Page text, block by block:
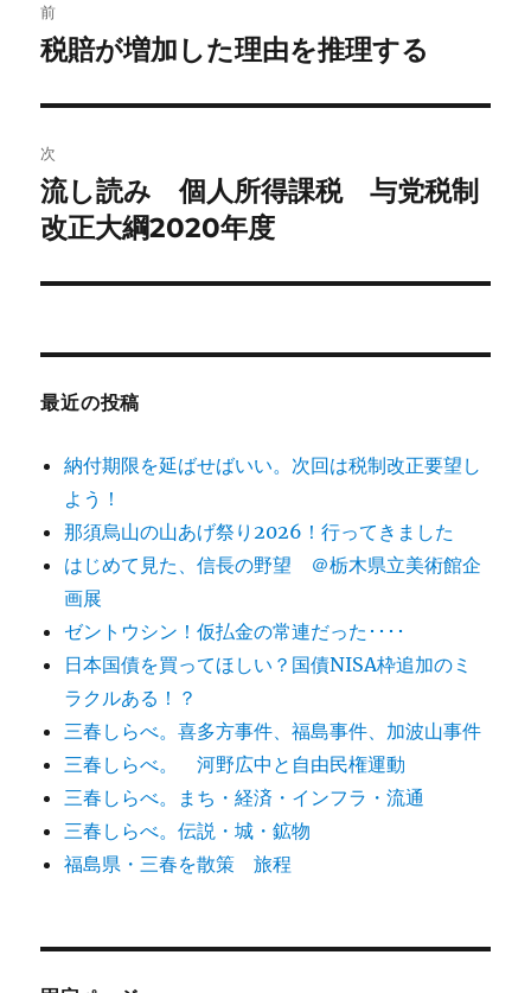
稿
ビ
ゲ
ー
シ
ン
前
前
投
稿:
税賠が増加した理由を推理する
次
次
の
稿:
流し読み 個人所得課税 与党税制
改正大綱2020年度
最近の投稿
納付期限を延ばせばいい。次回は税制改正要望し
よう！
那須烏山の山あげ祭り2026！行ってきました
はじめて見た、信長の野望 ＠栃木県立美術館企
画展
ゼントウシン！仮払金の常連だった････
日本国債を買ってほしい？国債NISA枠追加のミ
ラクルある！？
三春しらべ。喜多方事件、福島事件、加波山事件
三春しらべ。 河野広中と自由民権運動
三春しらべ。まち・経済・インフラ・流通
三春しらべ。伝説・城・鉱物
福島県・三春を散策 旅程